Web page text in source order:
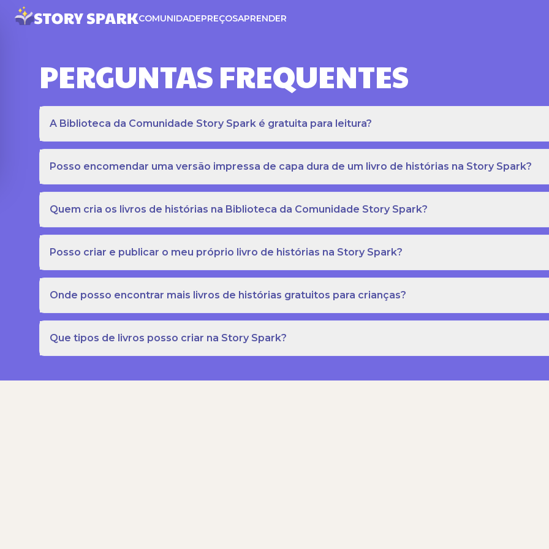
COMUNIDADEPREÇOSAPRENDER
PERGUNTAS FREQUENTES
A Biblioteca da Comunidade Story Spark é gratuita para leitura?
Posso encomendar uma versão impressa de capa dura de um livro de histórias na Story Spark?
Quem cria os livros de histórias na Biblioteca da Comunidade Story Spark?
Posso criar e publicar o meu próprio livro de histórias na Story Spark?
Onde posso encontrar mais livros de histórias gratuitos para crianças?
Que tipos de livros posso criar na Story Spark?